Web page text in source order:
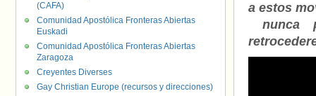
a estos
nunca
(CAFA)
Comunidad Apostólica Fronteras Abiertas
Euskadi
Comunidad Apostólica Fronteras Abiertas
Zaragoza
Creyentes Diverses
Gay Christian Europe (recursos y direcciones)